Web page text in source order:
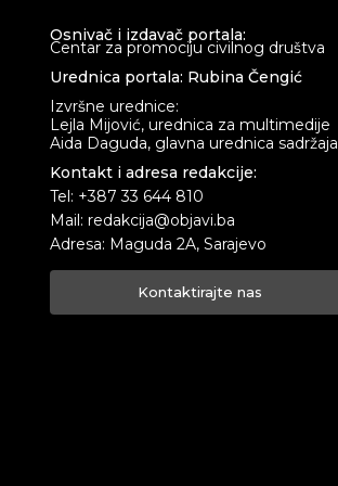
Osnivač i izdavač portala:
Centar za promociju civilnog društva
Urednica portala: Rubina Čengić
Izvršne urednice:
Lejla Mijović, urednica za multimedije
Aida Daguda, glavna urednica sadržaja
Kontakt i adresa redakcije:
Tel: +387 33 644 810
Mail: redakcija@objavi.ba
Adresa: Maguda 2A, Sarajevo
Kontaktirajte nas